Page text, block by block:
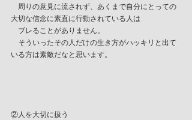
周りの意見に流されず、あくまで自分にとっての
大切な信念に素直に行動されている人は
ブレることがありません。
そういったその人だけの生き方がハッキリと出て
いる方は素敵だなと思います。
②人を大切に扱う